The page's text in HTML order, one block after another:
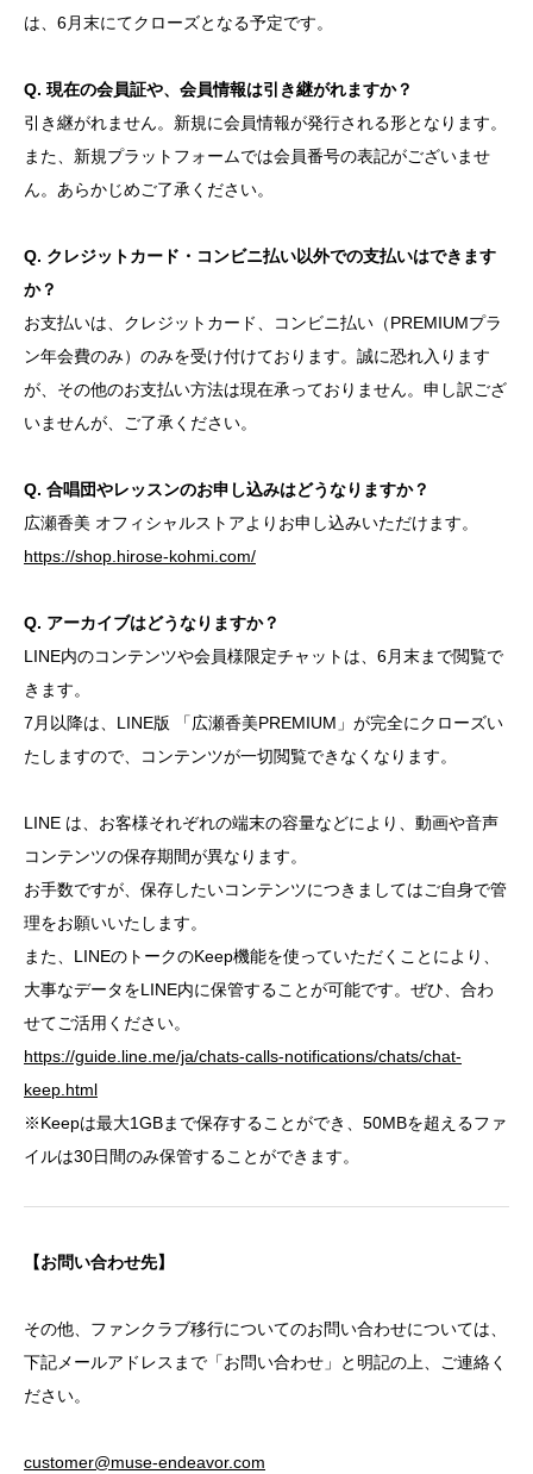
は、6月末にてクローズとなる予定です。
Q. 現在の会員証や、会員情報は引き継がれますか？
引き継がれません。新規に会員情報が発行される形となります。
また、新規プラットフォームでは会員番号の表記がございませ
ん。あらかじめご了承ください。
Q. クレジットカード・コンビニ払い以外での支払いはできます
か？
お支払いは、クレジットカード、コンビニ払い（PREMIUMプラ
ン年会費のみ）のみを受け付けております。誠に恐れ入ります
が、その他のお支払い方法は現在承っておりません。申し訳ござ
いませんが、ご了承ください。
Q. 合唱団やレッスンのお申し込みはどうなりますか？
広瀬香美 オフィシャルストアよりお申し込みいただけます。
https://shop.hirose-kohmi.com/
Q. アーカイブはどうなりますか？
LINE内のコンテンツや会員様限定チャットは、6月末まで閲覧で
きます。
7月以降は、LINE版 「広瀬香美PREMIUM」が完全にクローズい
たしますので、コンテンツが一切閲覧できなくなります。
LINE は、お客様それぞれの端末の容量などにより、動画や音声
コンテンツの保存期間が異なります。
お手数ですが、保存したいコンテンツにつきましてはご自身で管
理をお願いいたします。
また、LINEのトークのKeep機能を使っていただくことにより、
大事なデータをLINE内に保管することが可能です。ぜひ、合わ
せてご活用ください。
https://guide.line.me/ja/chats-calls-notifications/chats/chat-
keep.html
※Keepは最大1GBまで保存することができ、50MBを超えるファ
イルは30日間のみ保管することができます。
【お問い合わせ先】
その他、ファンクラブ移行についてのお問い合わせについては、
下記メールアドレスまで「お問い合わせ」と明記の上、ご連絡く
ださい。
customer@muse-endeavor.com